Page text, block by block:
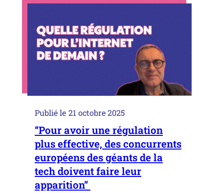
Publié le 21 octobre 2025
“Pour avoir une régulation
plus effective, des concurrents
européens des géants de la
tech doivent faire leur
apparition”